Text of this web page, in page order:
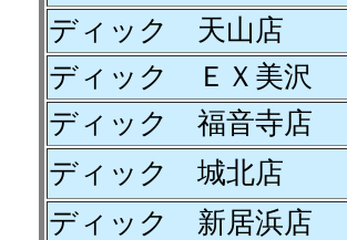
ディック 天山店
ディック ＥＸ美沢
ディック 福音寺店
ディック 城北店
ディック 新居浜店